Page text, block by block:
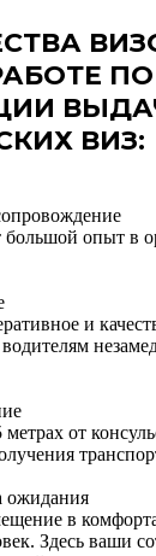
ПО
ВИЗ:
опыт в
и
водителям
от
ожидания
в
Здесь ваши